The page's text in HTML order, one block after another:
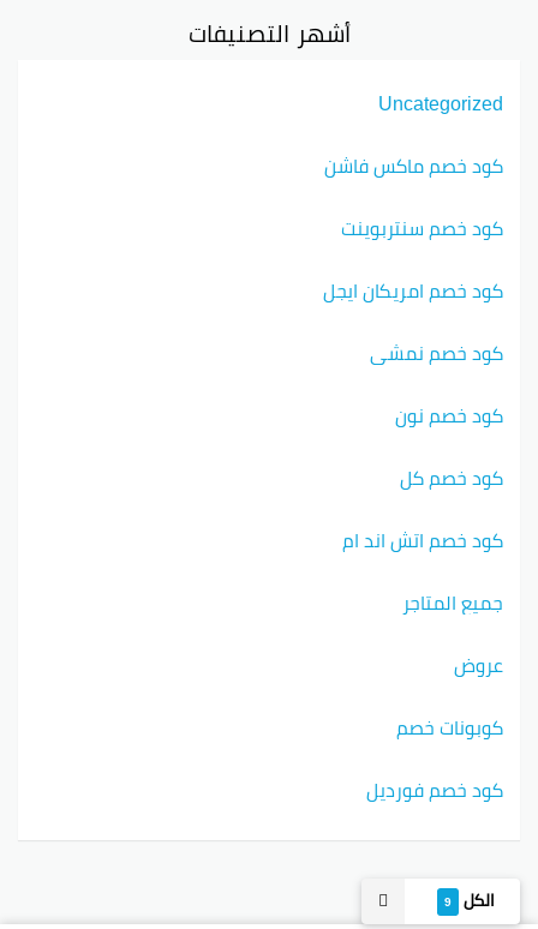
الكل 9
أشهر التصنيفات
Uncategorized
كود خصم ماكس فاشن
كود خصم سنتربوينت
كود خصم امريكان ايجل
كود خصم نمشي
كود خصم نون
كود خصم كل
كود خصم اتش اند ام
جميع المتاجر
عروض
كوبونات خصم
كود خصم فورديل